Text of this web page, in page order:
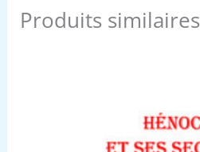
Produits similaires